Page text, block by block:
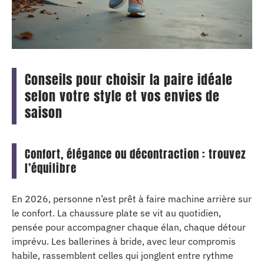
Conseils pour choisir la paire idéale
selon votre style et vos envies de
saison
Confort, élégance ou décontraction : trouvez
l’équilibre
En 2026, personne n’est prêt à faire machine arrière sur
le confort. La chaussure plate se vit au quotidien,
pensée pour accompagner chaque élan, chaque détour
imprévu. Les ballerines à bride, avec leur compromis
habile, rassemblent celles qui jonglent entre rythme